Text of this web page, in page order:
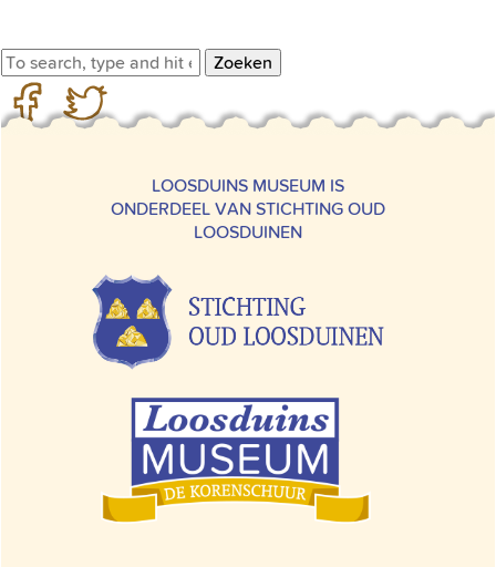
Zoeken
LOOSDUINS MUSEUM IS
ONDERDEEL VAN STICHTING OUD
LOOSDUINEN